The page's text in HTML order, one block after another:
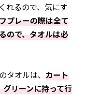
れるので、気にす
プレーの際は全て
ので、タオルは必
タオルは、 カート
リーンに持って行